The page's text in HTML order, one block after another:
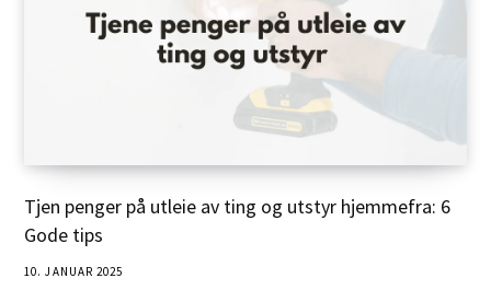
Tjen penger på utleie av ting og utstyr hjemmefra: 6
Gode tips
10. JANUAR 2025